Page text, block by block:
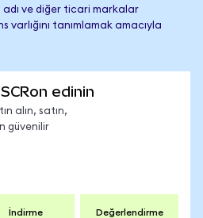
adı ve diğer ticari markalar
tanımlamak amacıyla
edinin
alın, satın,
güvenilir
İndirme Değerlendirme